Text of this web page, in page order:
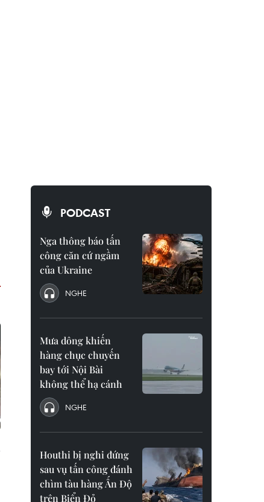
PODCAST
Nga thông báo tấn
công căn cứ ngầm
của Ukraine
NGHE
Mưa dông khiến
hàng chục chuyến
bay tới Nội Bài
không thể hạ cánh
NGHE
Houthi bị nghi đứng
sau vụ tấn công đánh
chìm tàu hàng Ấn Độ
trên Biển Đỏ